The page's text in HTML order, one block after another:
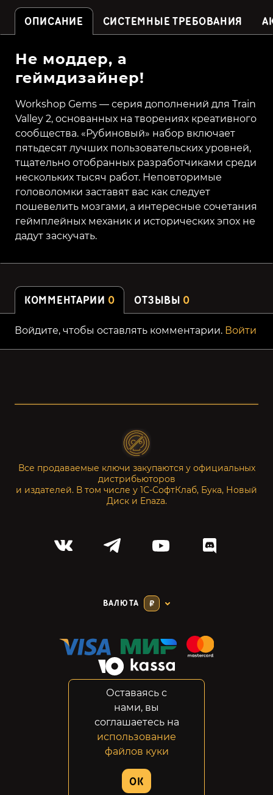
ОПИСАНИЕ СИСТЕМНЫЕ ТРЕБОВАНИЯ
Не моддер, а
геймдизайнер!
Workshop Gems — серия дополнений для Train
Valley 2, основанных на творениях креативного
сообщества. «Рубиновый» набор включает
пятьдесят лучших пользовательских уровней,
тщательно отобранных разработчиками среди
нескольких тысяч работ. Неповторимые
головоломки заставят вас как следует
пошевелить мозгами, а интересные сочетания
геймплейных механик и исторических эпох не
дадут заскучать.
КОММЕНТАРИИ 0 ОТЗЫВЫ 0
Войдите, чтобы оставлять комментарии. Войти
Все продаваемые ключи закупаются у официальных
дистрибьюторов
и издателей. В том числе у 1С-СофтКлаб, Бука, Новый
Диск и Enaza.
ВАЛЮТА ₽
Конфиденциальность
Возвраты
Правовая информация
© 2014-2026 GabeStore
ADN Digital Studio
Оставаясь с
нами, вы
соглашаетесь на
использование
файлов куки
OK